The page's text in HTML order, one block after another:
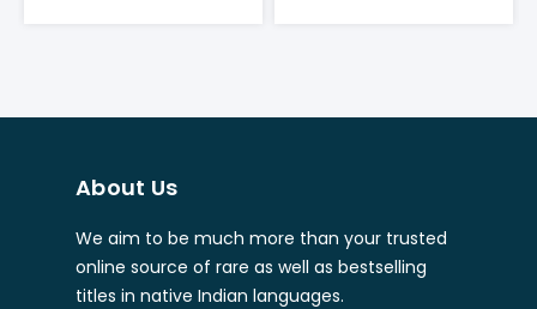
About Us
We aim to be much more than your trusted
online source of rare as well as bestselling
titles in native Indian languages.